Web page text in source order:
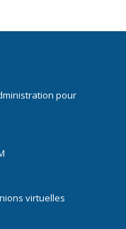
pour
virtuelles